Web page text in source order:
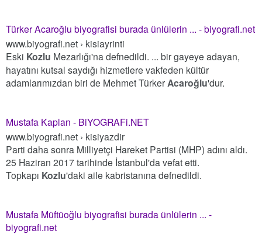
Türker Acaroğlu biyografisi burada ünlülerin ... - biyografi.net
www.biyografi.net › kisiayrinti
Eski Kozlu Mezarlığı'na defnedildi. ... bir gayeye adayan,
hayatını kutsal saydığı hizmetlere vakfeden kültür
adamlarımızdan biri de Mehmet TürkerAcaroğlu'dur.
Mustafa Kaplan - BiYOGRAFi.NET
www.biyografi.net › kisiyazdir
Parti daha sonra Milliyetçi Hareket Partisi (MHP) adını aldı.
25 Haziran 2017 tarihinde İstanbul'da vefat etti.
Topkapı Kozlu'daki aile kabristanına defnedildi.
Mustafa Müftüoğlu biyografisi burada ünlülerin ... -
biyografi.net